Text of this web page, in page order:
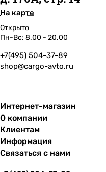
На карте
Открыто
Пн-Вс: 8.00 - 20.00
+7(495) 504-37-89
shop@cargo-avto.ru
Интернет-магазин
О компании
Клиентам
Информация
Связаться с нами